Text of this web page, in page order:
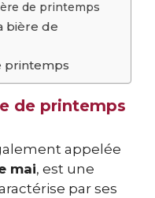
de printemps
bière de
printemps
de printemps
appelée
mai, est une
par ses